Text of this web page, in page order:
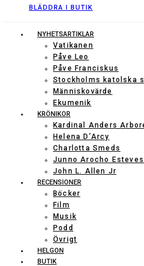
BLÄDDRA I BUTIK
NYHETSARTIKLAR
Vatikanen
Påve Leo
Påve Franciskus
Stockholms katolska
Människovärde
Ekumenik
KRÖNIKOR
Kardinal Anders
Helena D’Arcy
Charlotta Smeds
Junno Arocho Esteves
John L. Allen Jr
RECENSIONER
Böcker
Film
Musik
Podd
Övrigt
HELGON
BUTIK